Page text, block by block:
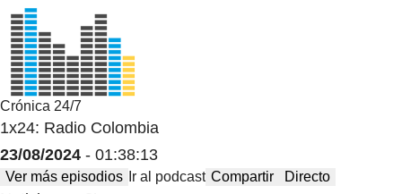
Crónica 24/7
1x24: Radio Colombia
23/08/2024 - 01:38:13
Ver más episodios Ir al podcast Compartir Directo